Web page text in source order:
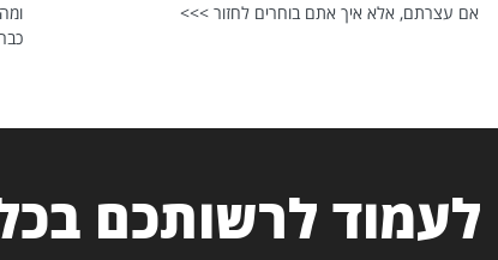
אם עצרתם, אלא איך אתם בוחרים לחזור >>>
לרשותכם